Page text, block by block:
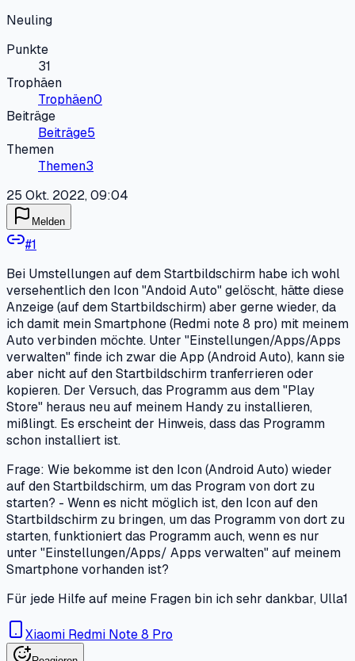
Neuling
Punkte
31
Trophäen
Trophäen0
Beiträge
Beiträge5
Themen
Themen3
25 Okt. 2022, 09:04
Melden
#1
Bei Umstellungen auf dem Startbildschirm habe ich wohl
versehentlich den Icon "Andoid Auto" gelöscht, hätte diese
Anzeige (auf dem Startbildschirm) aber gerne wieder, da
ich damit mein Smartphone (Redmi note 8 pro) mit meinem
Auto verbinden möchte. Unter "Einstellungen/Apps/Apps
verwalten" finde ich zwar die App (Android Auto), kann sie
aber nicht auf den Startbildschirm tranferrieren oder
kopieren. Der Versuch, das Programm aus dem "Play
Store" heraus neu auf meinem Handy zu installieren,
mißlingt. Es erscheint der Hinweis, dass das Programm
schon installiert ist.
Frage: Wie bekomme ist den Icon (Android Auto) wieder
auf den Startbildschirm, um das Program von dort zu
starten? - Wenn es nicht möglich ist, den Icon auf den
Startbildschirm zu bringen, um das Programm von dort zu
starten, funktioniert das Programm auch, wenn es nur
unter "Einstellungen/Apps/ Apps verwalten" auf meinem
Smartphone vorhanden ist?
Für jede Hilfe auf meine Fragen bin ich sehr dankbar, Ulla1
Xiaomi Redmi Note 8 Pro